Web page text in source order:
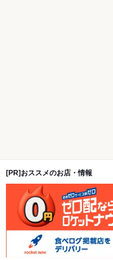
[PR]おススメのお店・情報